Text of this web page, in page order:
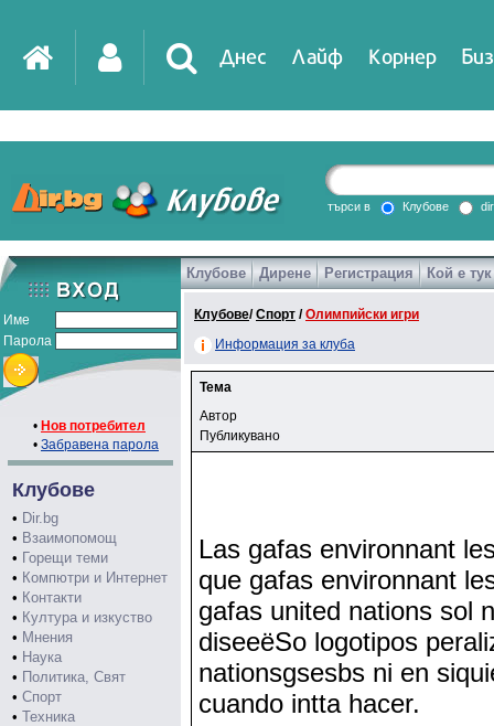
Днес Лайф Корнер
DirTV Impressio
Games
търси в Клубове
Име
Парола
• Нов потребител
• Забравена парола
Клубове
• Dir.bg
• Взаимопомощ
• Горещи теми
• Компютри и Интернет
• Контакти
• Култура и изкуство
• Мнения
• Наука
• Политика, Свят
• Спорт
• Техника
Клубове Дирене Регистрация Кой е тук
Клубове/Спорт /Олимпийски игри
Информация за клуба
Тема
Автор
Публикувано
Las gafas environnant
que gafas environnant
gafas united nations sol
diseеёЅo logotipos
nationsgsesbs ni en
cuando intta hacer.